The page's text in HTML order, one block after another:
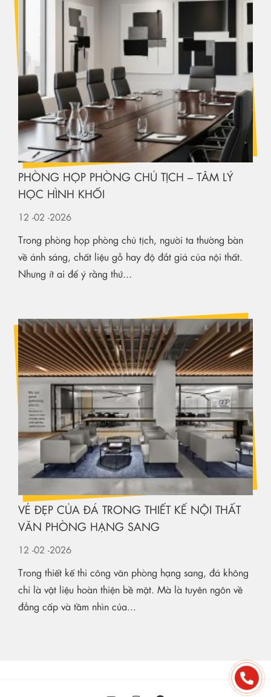
PHÒNG HỌP PHÒNG CHỦ TỊCH – TÂM LÝ
HỌC HÌNH KHỐI
12 -02 -2026
Trong phòng họp phòng chủ tịch, người ta thường bàn
về ánh sáng, chất liệu gỗ hay độ đắt giá của nội thất.
Nhưng ít ai để ý rằng thứ...
VẺ ĐẸP CỦA ĐÁ TRONG THIẾT KẾ NỘI THẤT
VĂN PHÒNG HẠNG SANG
12 -02 -2026
Trong thiết kế thi công văn phòng hạng sang, đá không
chỉ là vật liệu hoàn thiện bề mặt. Mà là tuyên ngôn về
đẳng cấp và tầm nhìn của...